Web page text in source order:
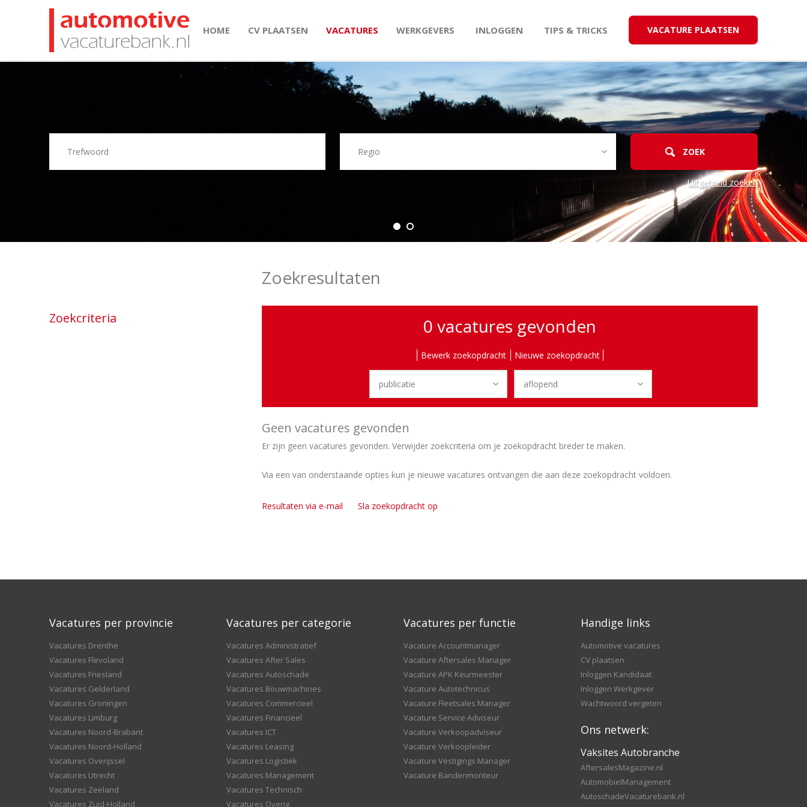
HOME CV PLAATSEN VACATURES WERKGEVERS INLOGGEN TIPS & TRICKS VACATURE PLAATSEN
Uitgebreid zoeken
Zoekcriteria
Zoekresultaten
0 vacatures gevonden
Bewerk zoekopdracht Nieuwe zoekopdracht
Geen vacatures gevonden
Er zijn geen vacatures gevonden. Verwijder zoekcriteria om je zoekopdracht breder te maken.
Via een van onderstaande opties kun je nieuwe vacatures ontvangen die aan deze zoekopdracht voldoen.
Resultaten via e-mail Sla zoekopdracht op
Vacatures per provincie
Vacatures Drenthe
Vacatures Flevoland
Vacatures Friesland
Vacatures Gelderland
Vacatures Groningen
Vacatures Limburg
Vacatures Noord-Brabant
Vacatures Noord-Holland
Vacatures Overijssel
Vacatures Utrecht
Vacatures Zeeland
Vacatures Zuid-Holland
Vacatures per categorie
Vacatures Administratief
Vacatures After Sales
Vacatures Autoschade
Vacatures Bouwmachines
Vacatures Commercieel
Vacatures Financieel
Vacatures ICT
Vacatures Leasing
Vacatures Logistiek
Vacatures Management
Vacatures Technisch
Vacatures Overig
Vacatures per functie
Vacature Accountmanager
Vacature Aftersales Manager
Vacature APK Keurmeester
Vacature Autotechnicus
Vacature Fleetsales Manager
Vacature Service Adviseur
Vacature Verkoopadviseur
Vacature Verkoopleider
Vacature Vestigings Manager
Vacature Bandenmonteur
Handige links
Automotive vacatures
CV plaatsen
Inloggen Kandidaat
Inloggen Werkgever
Wachtwoord vergeten
Ons netwerk:
Vaksites Autobranche
AftersalesMagazine.nl
AutomobielManagement
AutoschadeVacaturebank.nl